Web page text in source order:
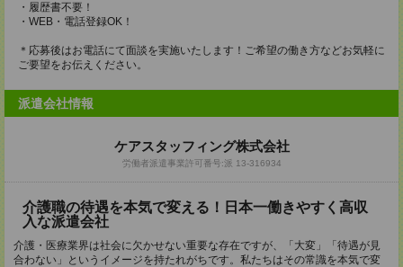
・履歴書不要！
・WEB・電話登録OK！
＊応募後はお電話にて面談を実施いたします！ご希望の働き方などお気軽に
ご要望をお伝えください。
派遣会社情報
ケアスタッフィング株式会社
労働者派遣事業許可番号:派 13-316934
介護職の待遇を本気で変える！日本一働きやすく高収
入な派遣会社
介護・医療業界は社会に欠かせない重要な存在ですが、「大変」「待遇が見
合わない」というイメージを持たれがちです。私たちはその常識を本気で変